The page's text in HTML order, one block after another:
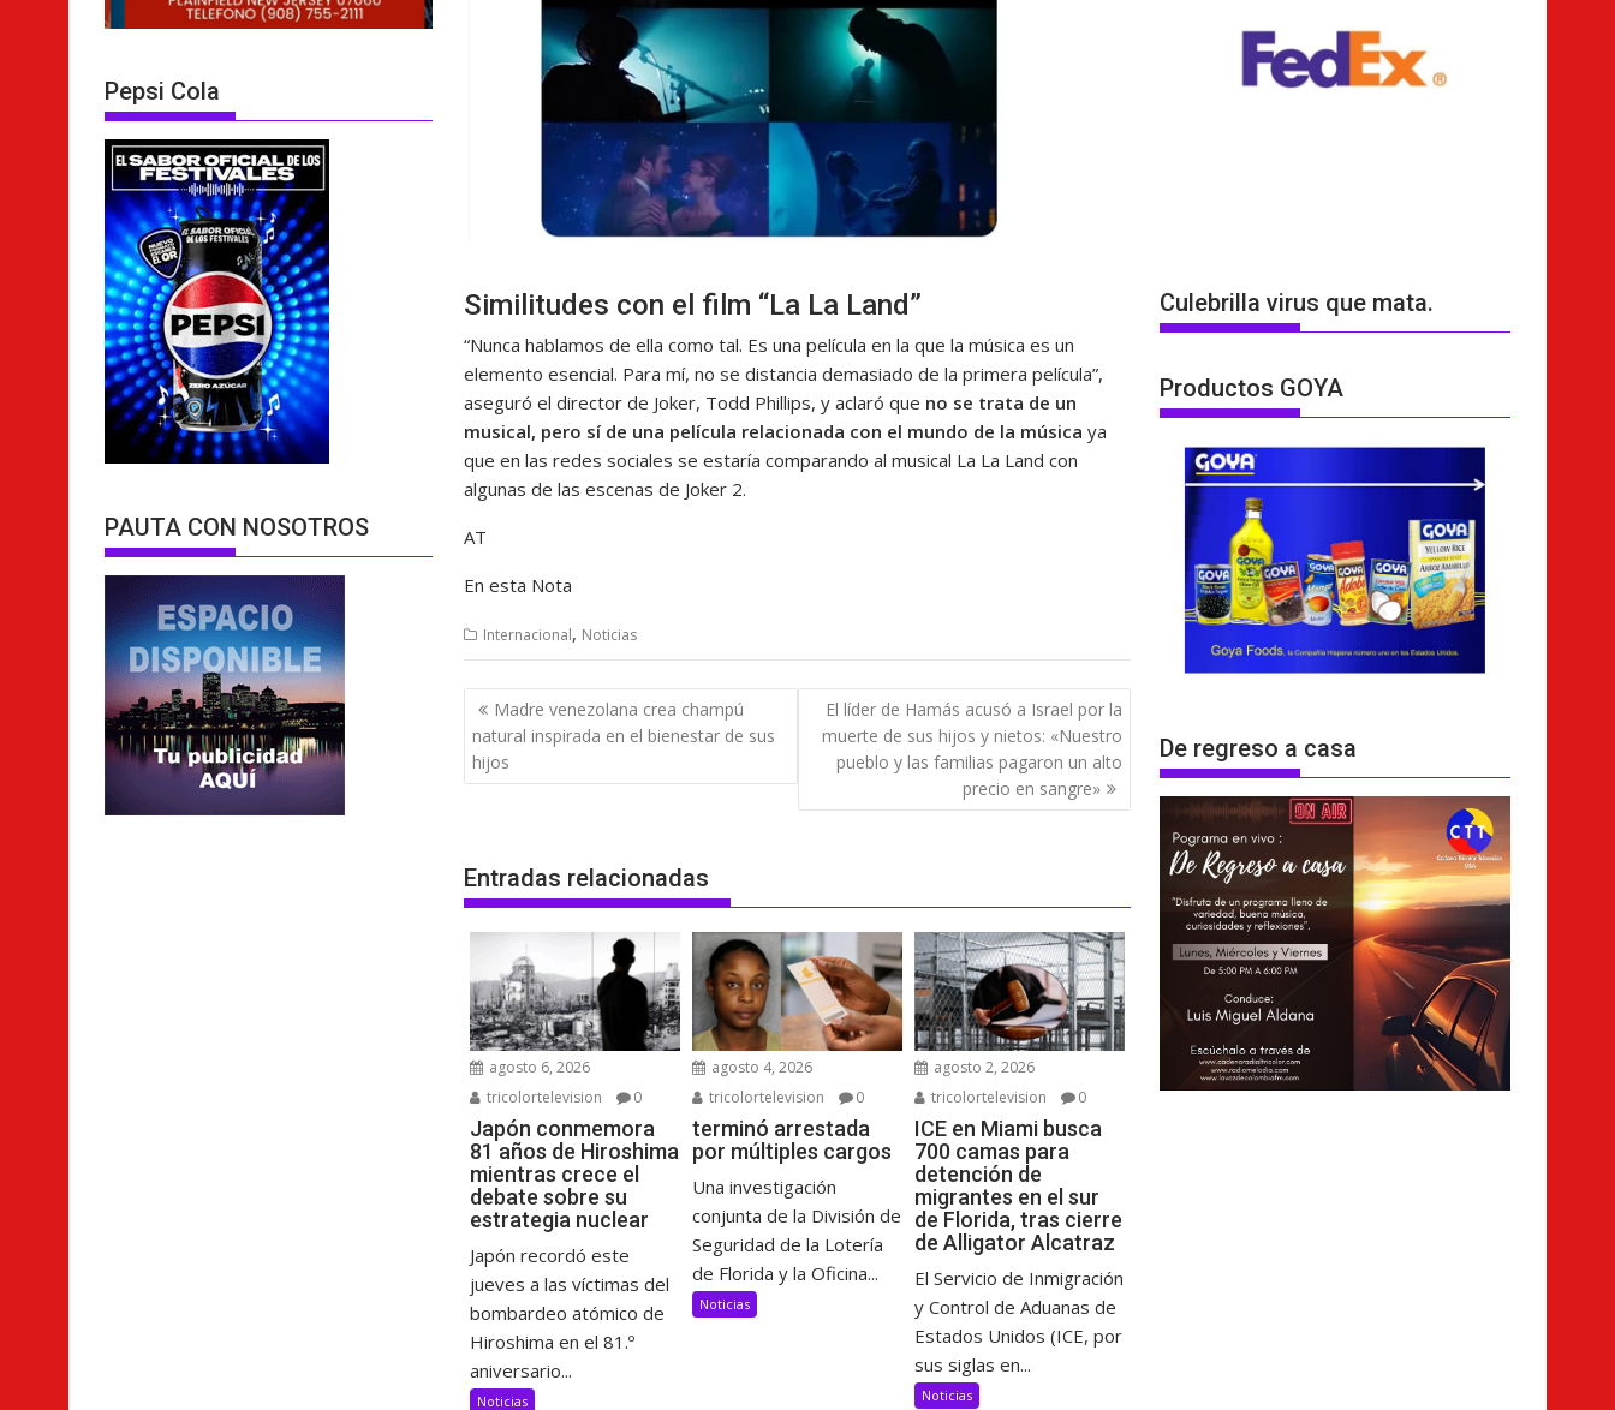
Similitudes con el film “La La Land”
“Nunca hablamos de ella como tal. Es una película en la que la música es un
elemento esencial. Para mí, no se distancia demasiado de la primera película”,
aseguró el director de Joker, Todd Phillips, y aclaró que no se trata de un
musical, pero sí de una película relacionada con el mundo de la música ya
que en las redes sociales se estaría comparando al musical La La Land con
algunas de las escenas de Joker 2.
AT
En esta Nota
Internacional, Noticias
Navegación
de
entradas
Madre venezolana crea champú
natural inspirada en el bienestar de sus
hijos
El líder de Hamás acusó a Israel por la
muerte de sus hijos y nietos: «Nuestro
pueblo y las familias pagaron un alto
precio en sangre»
Entradas relacionadas
agosto 6, 2026
tricolortelevision
0
Japón conmemora
81 años de Hiroshima
mientras crece el
debate sobre su
estrategia nuclear
Japón recordó este
jueves a las víctimas del
bombardeo atómico de
Hiroshima en el 81.º
aniversario...
Noticias
agosto 4, 2026
tricolortelevision
0
terminó arrestada
por múltiples cargos
Una investigación
conjunta de la División de
Seguridad de la Lotería
de Florida y la Oficina...
Noticias
agosto 2, 2026
tricolortelevision
0
ICE en Miami busca
700 camas para
detención de
migrantes en el sur
de Florida, tras cierre
de Alligator Alcatraz
El Servicio de Inmigración
y Control de Aduanas de
Estados Unidos (ICE, por
sus siglas en...
Noticias
Pepsi Cola
PAUTA CON NOSOTROS
Culebrilla virus que mata.
Productos GOYA
De regreso a casa